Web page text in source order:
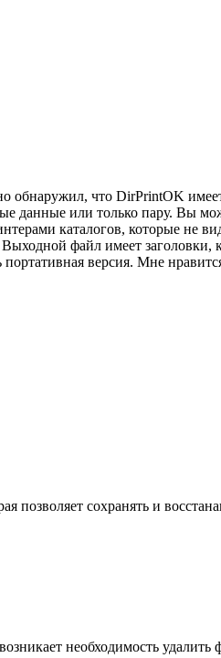
обнаружил, что DirPrintOK
данные или только пару. Вы
каталогов, которые
файл имеет
портативная версия. Мне
позволяет сохранять и
необходимость удалить